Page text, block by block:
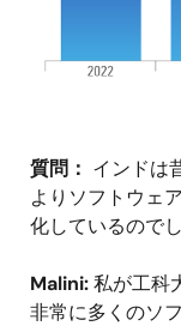
質問： インドは
よりソフトウェ
化しているので
Malini:私が工科
非常に多くのソ